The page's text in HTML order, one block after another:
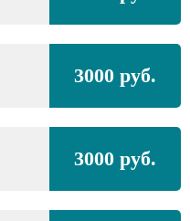
3000 руб.
3000 руб.